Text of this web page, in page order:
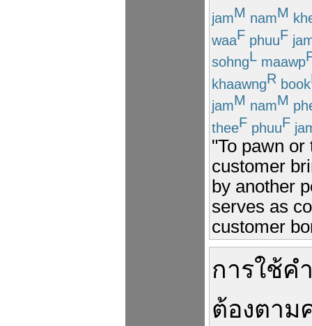
jamM namM
waaF phuuF
sohngL maawp
khaawngR book
jamM namM
theeF phuuF
"To pawn
customer
by another
serves as
customer
การใช้ค
ต้องตาม